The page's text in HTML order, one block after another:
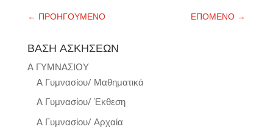
← ΠΡΟΗΓΟΥΜΕΝΟ ΕΠΟΜΕΝΟ →
ΒΑΣΗ ΑΣΚΗΣΕΩΝ
Α ΓΥΜΝΑΣΙΟΥ
Α Γυμνασίου/ Μαθηματικά
Α Γυμνασίου/ Έκθεση
Α Γυμνασίου/ Αρχαία